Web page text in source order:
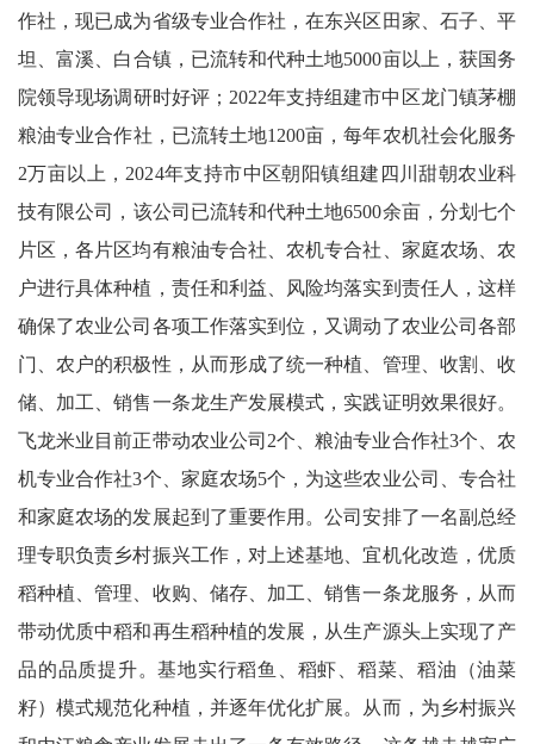
作社，现已成为省级专业合作社，在东兴区田家、石子、平
坦、富溪、白合镇，已流转和代种土地5000亩以上，获国务
院领导现场调研时好评；2022年支持组建市中区龙门镇茅棚
粮油专业合作社，已流转土地1200亩，每年农机社会化服务
2万亩以上，2024年支持市中区朝阳镇组建四川甜朝农业科
技有限公司，该公司已流转和代种土地6500余亩，分划七个
片区，各片区均有粮油专合社、农机专合社、家庭农场、农
户进行具体种植，责任和利益、风险均落实到责任人，这样
确保了农业公司各项工作落实到位，又调动了农业公司各部
门、农户的积极性，从而形成了统一种植、管理、收割、收
储、加工、销售一条龙生产发展模式，实践证明效果很好。
飞龙米业目前正带动农业公司2个、粮油专业合作社3个、农
机专业合作社3个、家庭农场5个，为这些农业公司、专合社
和家庭农场的发展起到了重要作用。公司安排了一名副总经
理专职负责乡村振兴工作，对上述基地、宜机化改造，优质
稻种植、管理、收购、储存、加工、销售一条龙服务，从而
带动优质中稻和再生稻种植的发展，从生产源头上实现了产
品的品质提升。基地实行稻鱼、稻虾、稻菜、稻油（油菜
籽）模式规范化种植，并逐年优化扩展。从而，为乡村振兴